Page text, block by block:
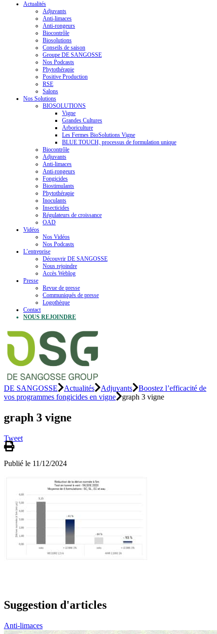
Actualités
Adjuvants
Anti-limaces
Anti-rongeurs
Biocontrôle
Biosolutions
Conseils de saison
Groupe DE SANGOSSE
Nos Podcasts
Phytothérapie
Positive Production
RSE
Salons
Nos Solutions
BIOSOLUTIONS
Vigne
Grandes Cultures
Arboriculture
Les Fermes BioSolutions Vigne
BLUE TOUCH, processus de formulation unique
Biocontrôle
Adjuvants
Anti-limaces
Anti-rongeurs
Fongicides
Biostimulants
Phytothérapie
Inoculants
Insecticides
Régulateurs de croissance
OAD
Vidéos
Nos Vidéos
Nos Podcasts
L’entreprise
Découvrir DE SANGOSSE
Nous rejoindre
Accès Weblog
Presse
Revue de presse
Communiqués de presse
Logothèque
Contact
NOUS REJOINDRE
DE SANGOSSE Actualités Adjuvants
Boostez l’efficacité de
vos programmes fongicides en vigne
graph 3 vigne
graph 3 vigne
Tweet
Publié le 11/12/2024
Suggestion d'articles
Anti-limaces